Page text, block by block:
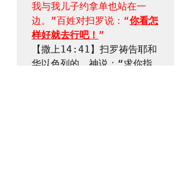
我与我儿子约拿单也站在一
边。”百姓对扫罗说：“你看怎
样好就去行吧！ ”
【撒上14:41】扫罗祷告耶和
华以色列的　神说：“求你指